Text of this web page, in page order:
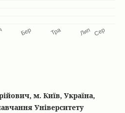
м. Київ, Україна,
Університету